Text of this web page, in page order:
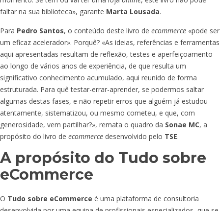
faltar na sua biblioteca», garante Marta Lousada.
Para Pedro Santos, o conteúdo deste livro de ecommerce «pode ser
um eficaz acelerador». Porquê? «As ideias, referências e ferramentas
aqui apresentadas resultam de reflexão, testes e aperfeiçoamento
ao longo de vários anos de experiência, de que resulta um
significativo conhecimento acumulado, aqui reunido de forma
estruturada. Para quê testar-errar-aprender, se podermos saltar
algumas destas fases, e não repetir erros que alguém já estudou
atentamente, sistematizou, ou mesmo cometeu, e que, com
generosidade, vem partilhar?», remata o quadro da Sonae MC, a
propósito do livro de ecommerce desenvolvido pelo TSE.
A propósito do Tudo sobre
eCommerce
O Tudo sobre eCommerce é uma plataforma de consultoria